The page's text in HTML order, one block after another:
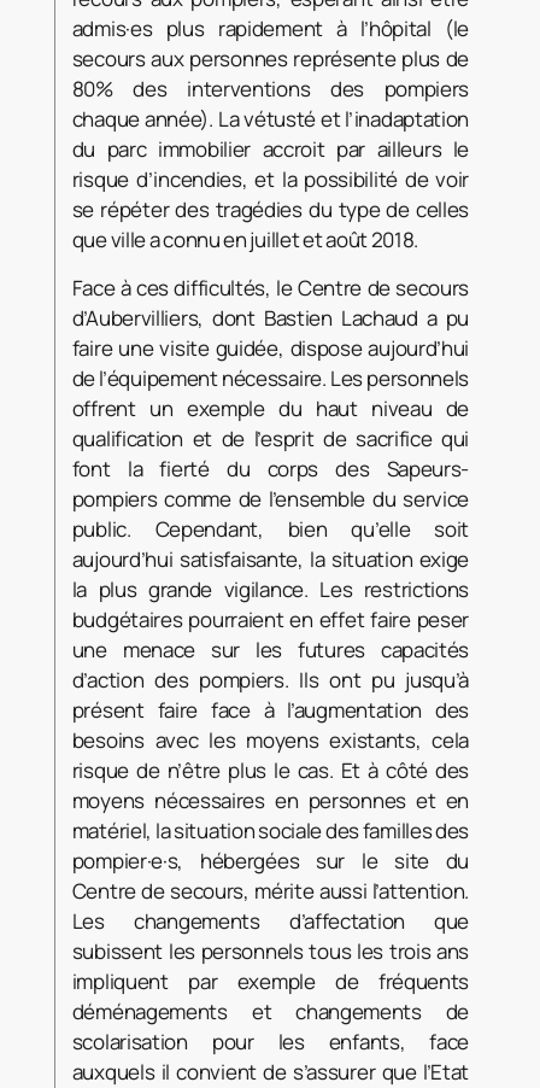
admis·es plus rapidement à l’hôpital (le
secours aux personnes représente plus de
80% des interventions des pompiers
chaque année). La vétusté et l’inadaptation
du parc immobilier accroit par ailleurs le
risque d’incendies, et la possibilité de voir
se répéter des tragédies du type de celles
que ville a connu en juillet et août 2018.
Face à ces difficultés, le Centre de secours
d’Aubervilliers, dont Bastien Lachaud a pu
faire une visite guidée, dispose aujourd’hui
de l’équipement nécessaire. Les personnels
offrent un exemple du haut niveau de
qualification et de l’esprit de sacrifice qui
font la fierté du corps des Sapeurs-
pompiers comme de l’ensemble du service
public. Cependant, bien qu’elle soit
aujourd’hui satisfaisante, la situation exige
la plus grande vigilance. Les restrictions
budgétaires pourraient en effet faire peser
une menace sur les futures capacités
d’action des pompiers. Ils ont pu jusqu’à
présent faire face à l’augmentation des
besoins avec les moyens existants, cela
risque de n’être plus le cas. Et à côté des
moyens nécessaires en personnes et en
matériel, la situation sociale des familles des
pompier·e·s, hébergées sur le site du
Centre de secours, mérite aussi l’attention.
Les changements d’affectation que
subissent les personnels tous les trois ans
impliquent par exemple de fréquents
déménagements et changements de
scolarisation pour les enfants, face
auxquels il convient de s’assurer que l’Etat